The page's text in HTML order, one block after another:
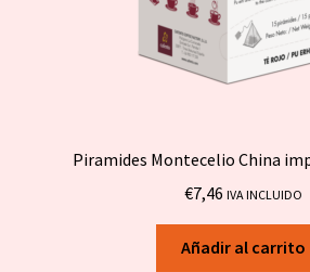
Piramides Montecelio China
€7,46 IVA INCLUIDO
Añadir al carrito